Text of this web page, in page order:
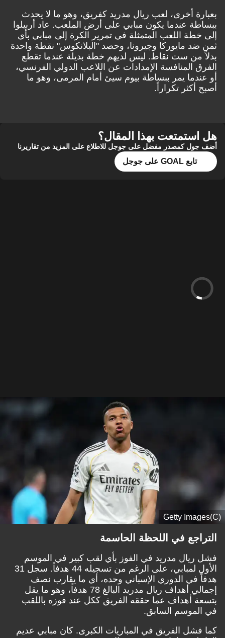
بعبارة أخرى، لعب ريال مدريد كفريق، وهو ما لا يحدث
ببساطة عندما يكون مبابي على أرض الملعب. عاد أربيلوا
إلى خطة اللعب المتمثلة في تمرير الكرة إلى مبابي بأي
ثمن ضد مايوركا وجيرونا، وحصد "البلانكوس" نقطة واحدة
بدلاً من ست نقاط. ليس لديهم خطة بديلة عندما تقطع
الفرق المنافسة الإمدادات عن اللاعب الدولي الفرنسي،
أو عندما يمر ببساطة بيوم سيئ أمام المرمى، وهو ما
أصبح أكثر تكراراً.
هل استمتعت بهذا المقال؟
أضف جول كمصدر مفضل على جوجل للاطلاع على المزيد من تقاريرنا
تابع GOAL على جوجل
(C)Getty Images
التراجع في اللحظة الحاسمة
فشل ريال مدريد في الفوز بأي لقب كبير في الموسم
الأول لمبابي، على الرغم من تسجيله 44 هدفاً. سجل 31
هدفاً في الدوري الإسباني وحده، أي ما يقارب نصف
إجمالي أهداف ريال مدريد البالغ 78 هدفاً، وهو ما يقل
بتسعة أهداف عما حققه الفريق ككل عند فوزه باللقب
في الموسم السابق.
كما فشل الفريق في المباريات الكبرى. كان مبابي عديم